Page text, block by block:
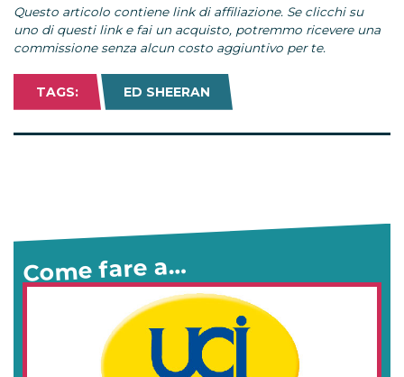
Questo articolo contiene link di affiliazione. Se clicchi su
uno di questi link e fai un acquisto, potremmo ricevere una
commissione senza alcun costo aggiuntivo per te.
TAGS: ED SHEERAN
Come fare a…